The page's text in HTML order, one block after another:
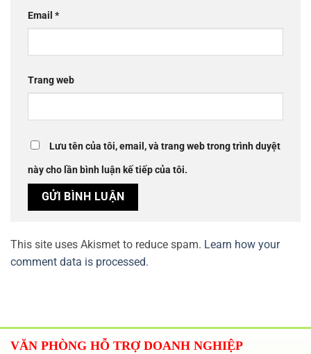
Email *
Trang web
Lưu tên của tôi, email, và trang web trong trình duyệt
này cho lần bình luận kế tiếp của tôi.
This site uses Akismet to reduce spam. Learn how your
comment data is processed.
VĂN PHÒNG HỖ TRỢ DOANH NGHIỆP